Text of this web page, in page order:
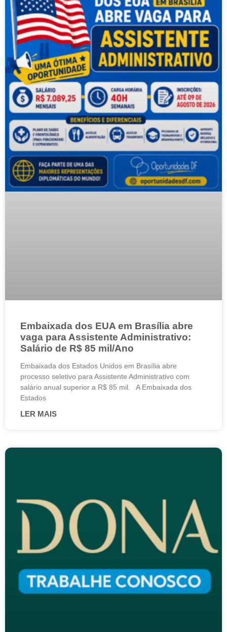
Embaixada dos EUA em Brasília abre
vaga para Assistente Administrativo:
Salário de R$ 85 mil/Ano
Embaixada dos Estados Unidos em Brasília abre
processo seletivo para Assistente Administrativo com
salário anual superior a R$ 85 mil. A Embaixada dos
Estados
LER MAIS